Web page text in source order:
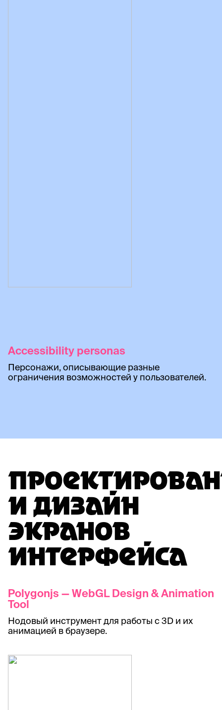
И ДИЗАЙН
ЭКРАНОВ
ИНТЕРФЕЙСА
Polygonjs — WebGL Design & Animation
Tool
Нодовый инструмент для работы с 3D и их
анимацией в браузере.
Accessibility personas
Персонажи, описывающие разные
ограничения возможностей у пользователей.